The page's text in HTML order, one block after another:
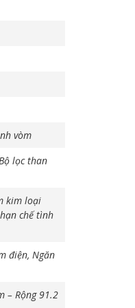
vòm
lọc than
kim loại
chế tình
điện, Ngăn
– Rộng 91.2